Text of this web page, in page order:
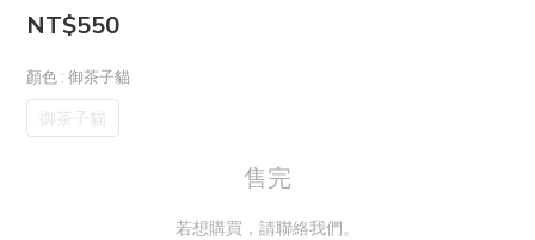
NT$550
顏色 : 御茶子貓
御茶子貓
售完
若想購買，請聯絡我們。